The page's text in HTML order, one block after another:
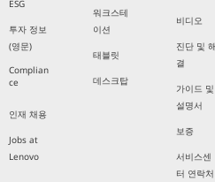
ESG
투자 정보
(영문)
Complian
ce
인재 채용
Jobs at
Lenovo
워크스테
이션
태블릿
데스크탑
비디오
진단 및 해
결
가이드 및
설명서
보증
서비스센
터 연락처